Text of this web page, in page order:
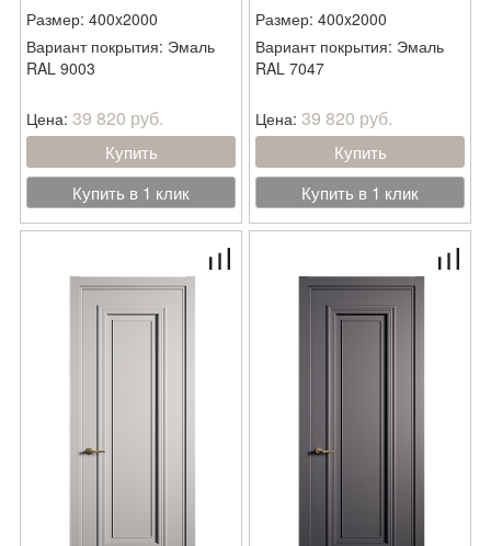
Размер: 400x2000
Вариант покрытия: Эмаль
RAL 9003
Цена: 39 820 руб.
Купить
Купить в 1 клик
Размер: 400x2000
Вариант покрытия: Эмаль
RAL 7047
Цена: 39 820 руб.
Купить
Купить в 1 клик